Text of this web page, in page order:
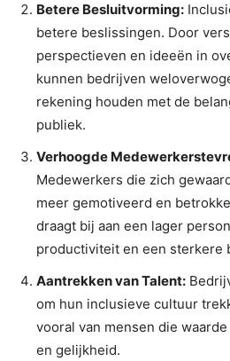
Betere Besluitvorming:
betere beslissingen. Door
perspectieven en ideeën in
kunnen bedrijven
rekening houden met de
publiek.
Verhoogde
Medewerkers die zich
meer gemotiveerd en
draagt bij aan een lager
productiviteit en een sterkere
Aantrekken van Talent:
om hun inclusieve cultuur
vooral van mensen die
en gelijkheid.